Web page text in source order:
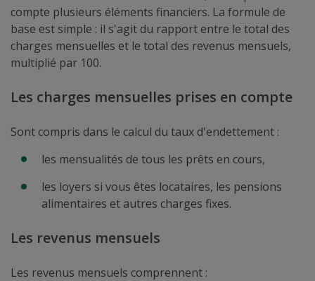
compte plusieurs éléments financiers. La formule de
base est simple : il s'agit du rapport entre le total des
charges mensuelles et le total des revenus mensuels,
multiplié par 100.
Les charges mensuelles prises en compte
Sont compris dans le calcul du taux d'endettement :
les mensualités de tous les prêts en cours,
les loyers si vous êtes locataires, les pensions
alimentaires et autres charges fixes.
Les revenus mensuels
Les revenus mensuels comprennent :